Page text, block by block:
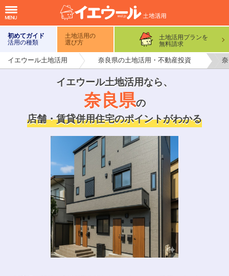
初めてガイド
活用の種類
土地活用の
選び方
土地活用プランを
無料請求
イエウール土地活用 奈良県の土地活用・不動産投資
イエウール土地活用なら、
奈良県の
店舗・賃貸併用住宅のポイントがわかる